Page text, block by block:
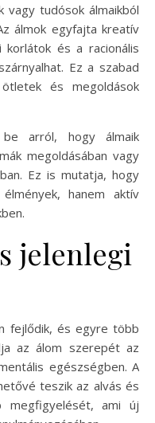
vagy tudósok álmaikból
álmok egyfajta kreatív
és a racionális
Ez a szabad
és megoldások
arról, hogy álmaik
megoldásában vagy
Ez is mutatja, hogy
hanem aktív
jelenlegi
fejlődik, és egyre több
az álom szerepét az
egészségben. A
teszik az alvás és
megfigyelését, ami új